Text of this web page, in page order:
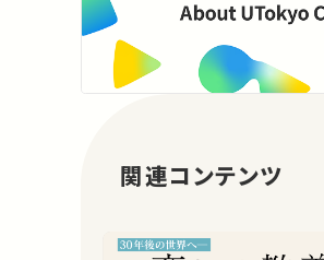
関連コンテンツ